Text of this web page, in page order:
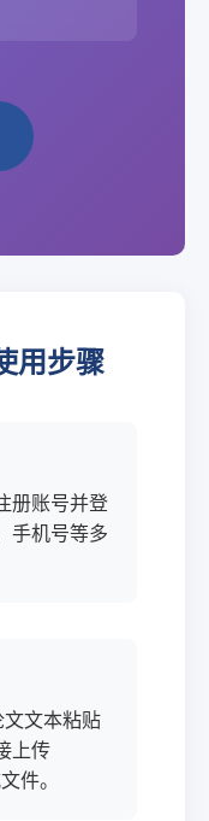
用步骤
册账号并登
手机号等多
文本粘贴
上传
件。